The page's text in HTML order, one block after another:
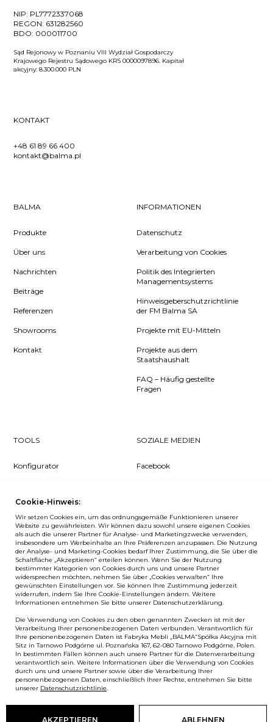
NIP: PL7772337068
REGON: 631282560
BDO: 000011700
Sąd Rejonowy w Poznaniu VIII Wydział Gospodarczy
Krajowego Rejestru Sądowego KRS 0000097896. Kapitał
akcyjny: 8.300.000 PLN
KONTAKT
+48 61 89 66 400
kontakt@balma.pl
BALMA
Produkte
Über uns
Nachrichten
Beiträge
Referenzen
Showrooms
Kontakt
INFORMATIONEN
Datenschutz
Verarbeitung von Cookies
Politik des Integrierten
Managementsystems
Hinweisgeberschutzrichtlinie
der FM Balma SA
Projekte mit EU-Mitteln
Projekte aus dem
Staatshaushalt
FAQ – Häufig gestellte
Fragen
TOOLS
Konfigurator
Downloads
Log in
SOZIALE MEDIEN
Facebook
LinkedIn
NEWSLETTER
Wenn Sie als Erster über Neuigkeiten bei Balma informiert
Newsletter!
ANMELDEN
European Union
Cookie-Hinweis:
Wir setzen Cookies ein, um das ordnungsgemäße Funktionieren unserer
Website zu gewährleisten. Wir können dazu sowohl unsere eigenen Cookies
als auch die unserer Partner für Analyse- und Marketingzwecke verwenden,
insbesondere um Werbeinhalte an Ihre Präferenzen anzupassen. Die Nutzung
der Analyse- und Marketing-Cookies bedarf Ihrer Zustimmung, die Sie über die
Schaltfläche „Akzeptieren“ erteilen können. Wenn Sie der Nutzung
bestimmter Kategorien von Cookies durch uns und unsere Partner
widersprechen möchten, nehmen Sie über „Cookies verwalten“ Ihre
gewünschten Einstellungen vor. Sie können Ihre Zustimmung jederzeit
widerrufen, indem Sie Ihre Cookie-Einstellungen ändern. Weitere
Informationen entnehmen Sie bitte unserer Datenschutzerklärung.
Die Verwendung von Cookies zu den oben genannten Zwecken ist mit der
Verarbeitung Ihrer personenbezogenen Daten verbunden. Verantwortlich für
Ihre personenbezogenen Daten ist Fabryka Mebli „BALMA“Spółka Akcyjna mit
Sitz in Tarnowo Podgórne ul. Poznańska 167, 62-080 Tarnowo Podgórne, Polen.
In bestimmten Fällen können auch unsere Partner für die Datenverarbeitung
verantwortlich sein. Weitere Informationen über die Verwendung von Cookies
durch uns und unsere Partner sowie über die Verarbeitung Ihrer
personenbezogenen Daten, einschließlich Ihrer Rechte, entnehmen Sie bitte
unserer Datenschutzrichtlinie.
AKZEPTIEREN ABLEHNEN